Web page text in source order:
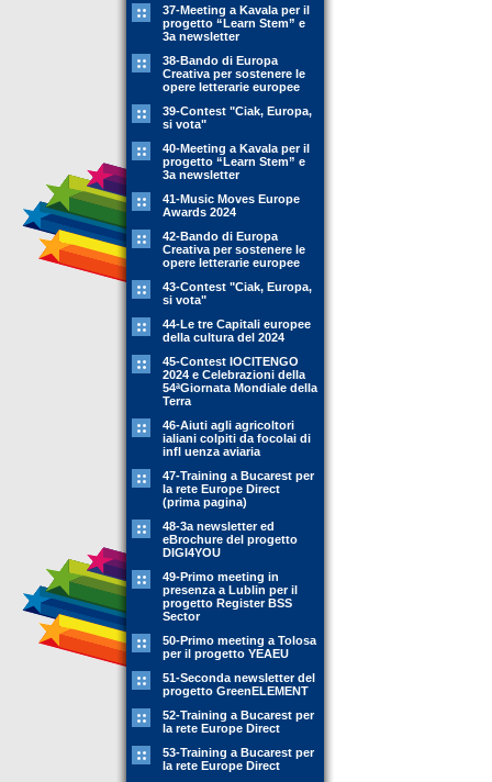
37-Meeting a Kavala per il
progetto “Learn Stem” e
3a newsletter
38-Bando di Europa
Creativa per sostenere le
opere letterarie europee
39-Contest "Ciak, Europa,
si vota"
40-Meeting a Kavala per il
progetto “Learn Stem” e
3a newsletter
41-Music Moves Europe
Awards 2024
42-Bando di Europa
Creativa per sostenere le
opere letterarie europee
43-Contest "Ciak, Europa,
si vota"
44-Le tre Capitali europee
della cultura del 2024
45-Contest IOCITENGO
2024 e Celebrazioni della
54ªGiornata Mondiale della
Terra
46-Aiuti agli agricoltori
ialiani colpiti da focolai di
infl uenza aviaria
47-Training a Bucarest per
la rete Europe Direct
(prima pagina)
48-3a newsletter ed
eBrochure del progetto
DIGI4YOU
49-Primo meeting in
presenza a Lublin per il
progetto Register BSS
Sector
50-Primo meeting a Tolosa
per il progetto YEAEU
51-Seconda newsletter del
progetto GreenELEMENT
52-Training a Bucarest per
la rete Europe Direct
53-Training a Bucarest per
la rete Europe Direct